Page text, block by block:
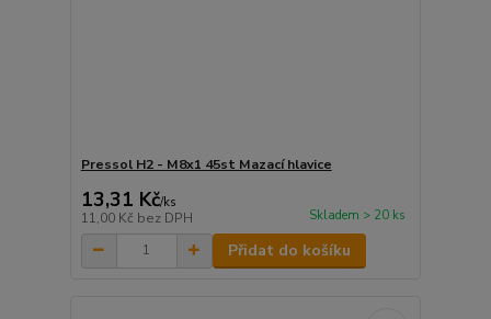
Pressol H2 - M8x1 45st Mazací hlavice
13,31 Kč/ks
11,00 Kč bez DPH Skladem > 20 ks
Přidat do košíku